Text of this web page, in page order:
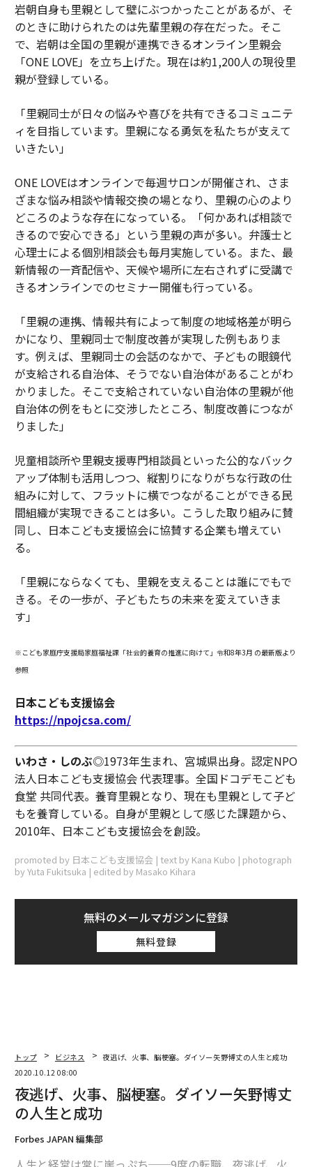
岩朝自身も里親として壁にぶつかったことがあるが、そ
のときに助けられたのは先輩里親の存在だった。そこ
で、岩朝は全国の里親が連携できるオンライン里親会
「ONE LOVE」を立ち上げた。現在は約1,200人の現役里
親が登録している。
「里親同士が日々の悩みや喜びを共有できるコミュニテ
ィを目指しています。里親になる勇気を私たちが支えて
いきたい」
ONE LOVEはオンラインで毎週サロンが開催され、さま
ざまな悩み相談や情報交換の場となり、里親の心のより
どころのような存在になっている。「何かあれば相談で
きるので安心できる」という里親の声が多い。弁護士と
心理士による個別相談会も毎月実施している。また、最
新情報の一斉配信や、天候や場所に左右されずに受講で
きるオンラインでのセミナー開催も行っている。
「里親の連携、情報共有によって制度の地域格差が明ら
かになり、里親同士で制度改善が実現した例もありま
す。例えば、里親同士の会話のなかで、子どもの眼鏡代
が支給される自治体、そうでない自治体があることがわ
かりました。そこで支給されていない自治体の里親が他
自治体の例をもとに交渉したところ、制度改善につなが
りました」
児童相談所や里親支援専門相談員といった公的なバック
アップ体制も活用しつつ、縦割りになりがちな行政の仕
組みに対して、フラットに横でつながることができる民
間組織が実現できることは多い。こうした取り組みに賛
同し、日本こども支援協会に協賛する企業も増えてい
る。
「里親にならなくても、里親を支えることは誰にでもで
きる。その一歩が、子どもたちの未来を変えていきま
す」
※こども家庭庁支援局家庭福祉課「社会的養育の推進に向けて」令和8年3月 の最新版より
参照
日本こども支援協会
https://npojcsa.com/
いわさ・しのぶ◎1973年生まれ、宮城県出身。認定NPO
法人日本こども支援協会 代表理事。全国ドコデモこども
食堂 共同代表。養育里親となり、現在も里親として子ど
もを養育している。自身が里親として感じた課題から、
2010年、日本こども支援協会を創設。
promoted by 日本こども支援協会 | text by Kana Kubo | photograph
by Yuta Fukitsuka | edited by Masako Kihara
無料のメールマガジンに登録
無料登録
トップ ビジネス
夜逃げ、火事、脳梗塞。ダイソー矢野博丈の人生と成功
2020.10.12 08:00
夜逃げ、火事、脳梗塞。ダイソー矢野博丈
の人生と成功
Forbes JAPAN 編集部